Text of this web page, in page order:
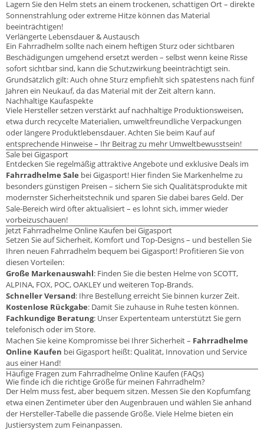
Lagern Sie den Helm stets an einem trockenen, schattigen Ort – direkte
Sonnenstrahlung oder extreme Hitze können das Material
beeinträchtigen!
Verlängerte Lebensdauer & Austausch
Ein Fahrradhelm sollte nach einem heftigen Sturz oder sichtbaren
Beschädigungen umgehend ersetzt werden – selbst wenn keine Risse
sofort sichtbar sind, kann die Schutzwirkung beeinträchtigt sein.
Grundsätzlich gilt: Auch ohne Sturz empfiehlt sich spätestens nach fünf
Jahren ein Neukauf, da das Material mit der Zeit altern kann.
Nachhaltige Kaufaspekte
Viele Hersteller setzen verstärkt auf nachhaltige Produktionsweisen,
etwa durch recycelte Materialien, umweltfreundliche Verpackungen
oder längere Produktlebensdauer. Achten Sie beim Kauf auf
entsprechende Hinweise – Ihr Beitrag zu mehr Umweltbewusstsein!
Sale bei Gigasport
Entdecken Sie regelmäßig attraktive Angebote und exklusive Deals im
Fahrradhelme Sale bei Gigasport! Hier finden Sie Markenhelme zu
besonders günstigen Preisen – sichern Sie sich Qualitätsprodukte mit
modernster Sicherheitstechnik und sparen Sie dabei bares Geld. Der
Sale-Bereich wird öfter aktualisiert – es lohnt sich, immer wieder
vorbeizuschauen!
Jetzt Fahrradhelme Online Kaufen bei Gigasport
Setzen Sie auf Sicherheit, Komfort und Top-Designs – und bestellen Sie
Ihren neuen Fahrradhelm bequem bei Gigasport! Profitieren Sie von
diesen Vorteilen:
Große Markenauswahl: Finden Sie die besten Helme von SCOTT,
ALPINA, FOX, POC, OAKLEY und weiteren Top-Brands.
Schneller Versand: Ihre Bestellung erreicht Sie binnen kurzer Zeit.
Kostenlose Rückgabe: Damit Sie zuhause in Ruhe testen können.
Fachkundige Beratung: Unser Expertenteam unterstützt Sie gern
telefonisch oder im Store.
Machen Sie keine Kompromisse bei Ihrer Sicherheit – Fahrradhelme
Online Kaufen bei Gigasport heißt: Qualität, Innovation und Service
aus einer Hand!
Häufige Fragen zum Fahrradhelme Online Kaufen (FAQs)
Wie finde ich die richtige Größe für meinen Fahrradhelm?
Der Helm muss fest, aber bequem sitzen. Messen Sie den Kopfumfang
etwa einen Zentimeter über den Augenbrauen und wählen Sie anhand
der Hersteller-Tabelle die passende Größe. Viele Helme bieten ein
Justiersystem zum Feinanpassen.